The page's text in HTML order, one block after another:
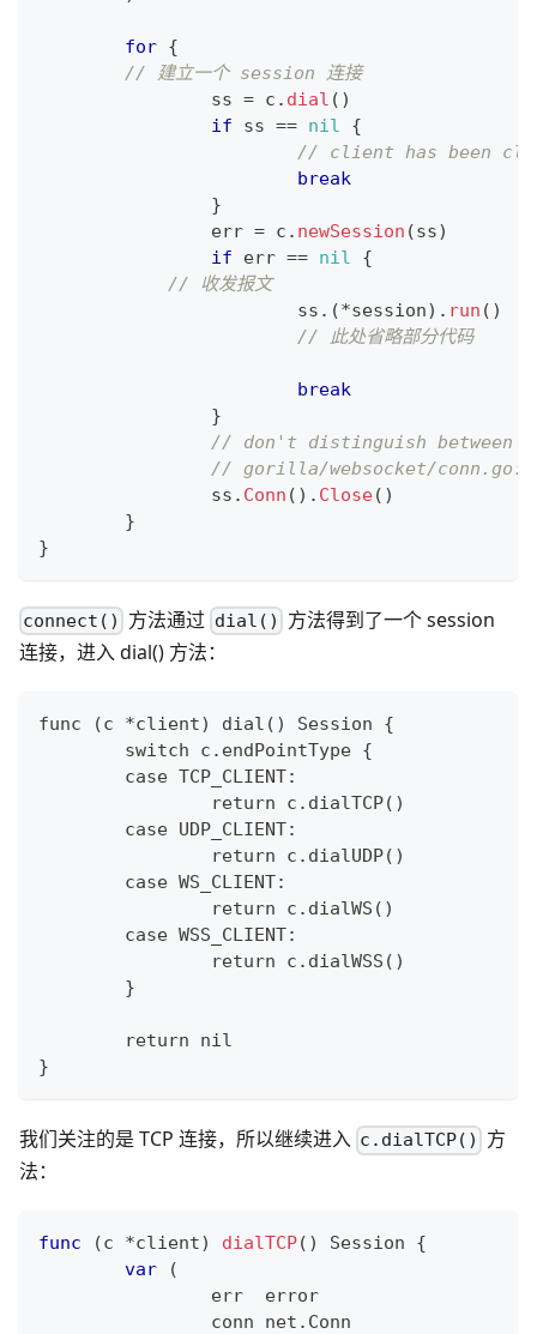
for {
// 建立一个 session 连接
		ss
= c . dial ( )
if ss == nil
{
// client has been
break
}
		err
= c . newSession (ss)
if err == nil
{
// 收发报文
			ss
. (*session) . run ( )
// 此处省略部分代码
break
}
// don't distinguish between
// gorilla/websocket/
		ss
. Conn ( ) . Close( )
}
}
connect() 方法通过 dial() 方法得到了一个 session
连接，进入 dial() 方法：
func (c *client) dial() Session {
	switch c.endPointType {
	case TCP_CLIENT:
		return c.dialTCP()
	case UDP_CLIENT:
		return c.dialUDP()
	case WS_CLIENT:
		return c.dialWS()
	case WSS_CLIENT:
		return c.dialWSS()
	}
	return nil
}
我们关注的是 TCP 连接，所以继续进入 c.dialTCP()
方
法：
func (c *client) dialTCP( ) Session {
var
(
		err
error
		conn net
. Conn